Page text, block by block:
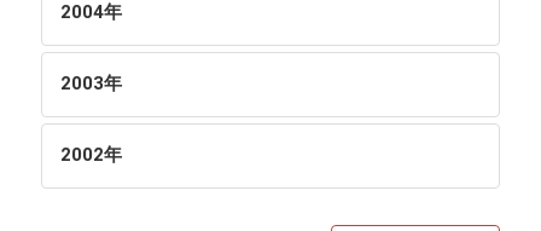
2004年
2003年
2002年